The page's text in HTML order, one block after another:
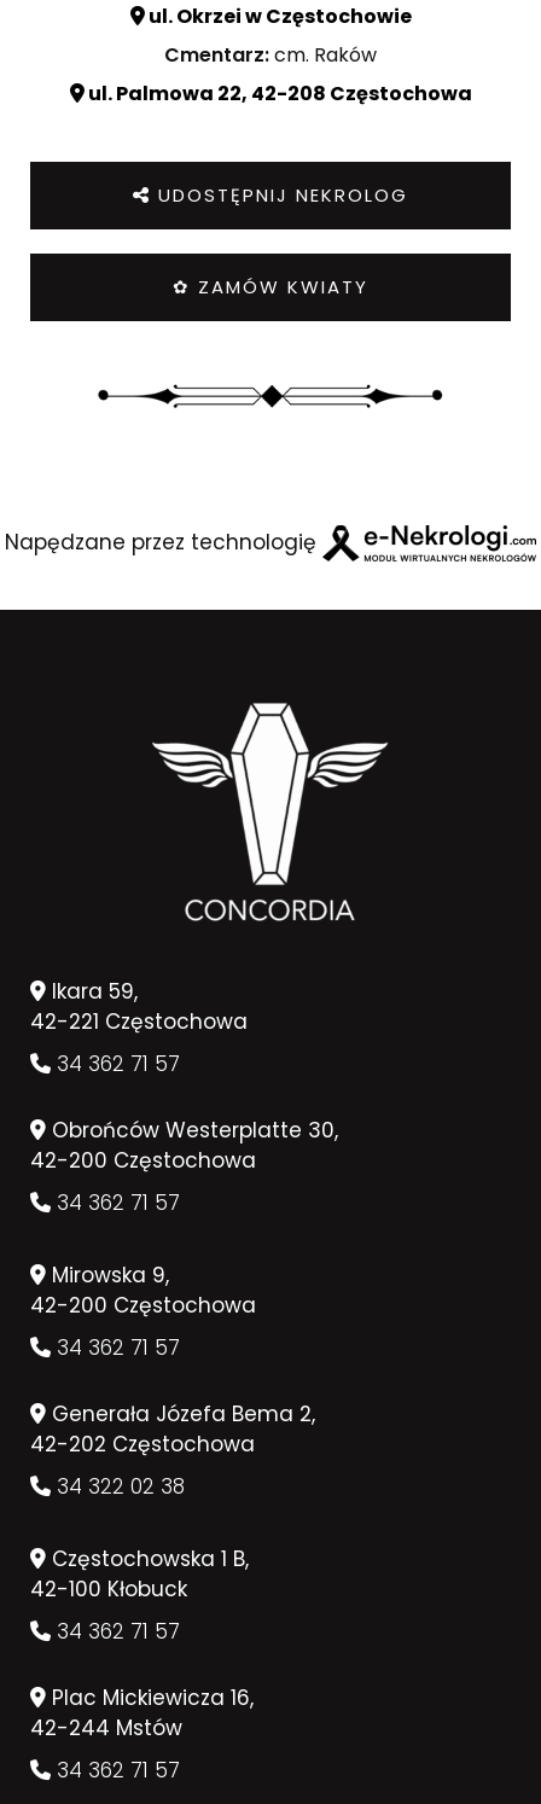
ul. Okrzei w Częstochowie
Cmentarz:cm. Raków
ul. Palmowa 22, 42-208 Częstochowa
UDOSTĘPNIJ NEKROLOG
✿ ZAMÓW KWIATY
Napędzane przez technologię
Ikara 59,
42-221 Częstochowa
34 362 71 57
Obrońców Westerplatte 30,
42-200 Częstochowa
34 362 71 57
Mirowska 9,
42-200 Częstochowa
34 362 71 57
Generała Józefa Bema 2,
42-202 Częstochowa
34 322 02 38
Częstochowska 1 B,
42-100 Kłobuck
34 362 71 57
Plac Mickiewicza 16,
42-244 Mstów
34 362 71 57